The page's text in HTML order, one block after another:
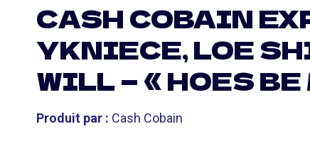
CASH COBAIN
YKNIECE, LOE
WILL — « HOES
Produit par : Cash Cobain